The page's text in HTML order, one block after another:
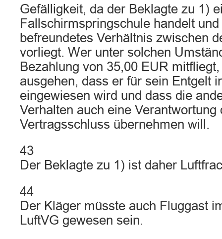
Gefälligkeit, da der Beklagte zu 1)
Fallschirmspringschule handelt
befreundetes Verhältnis zwischen
vorliegt. Wer unter solchen
Bezahlung von 35,00 EUR
ausgehen, dass er für sein Entgelt
eingewiesen wird und dass die
Verhalten auch eine Verantwortung
Vertragsschluss übernehmen will.
43
Der Beklagte zu 1) ist daher
44
Der Kläger müsste auch Fluggast
LuftVG gewesen sein.